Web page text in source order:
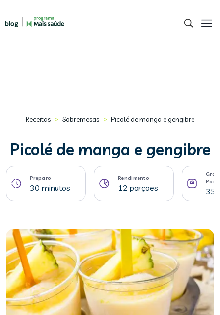
Receitas > Sobremesas > Picolé de manga e gengibre
Picolé de manga e gengibre
Preparo
30 minutos
Rendimento
12 porçoes 35